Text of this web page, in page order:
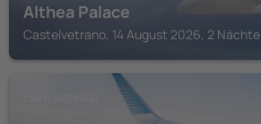
Althea Palace
Castelvetrano, 14 August 2026, 2 Nächte